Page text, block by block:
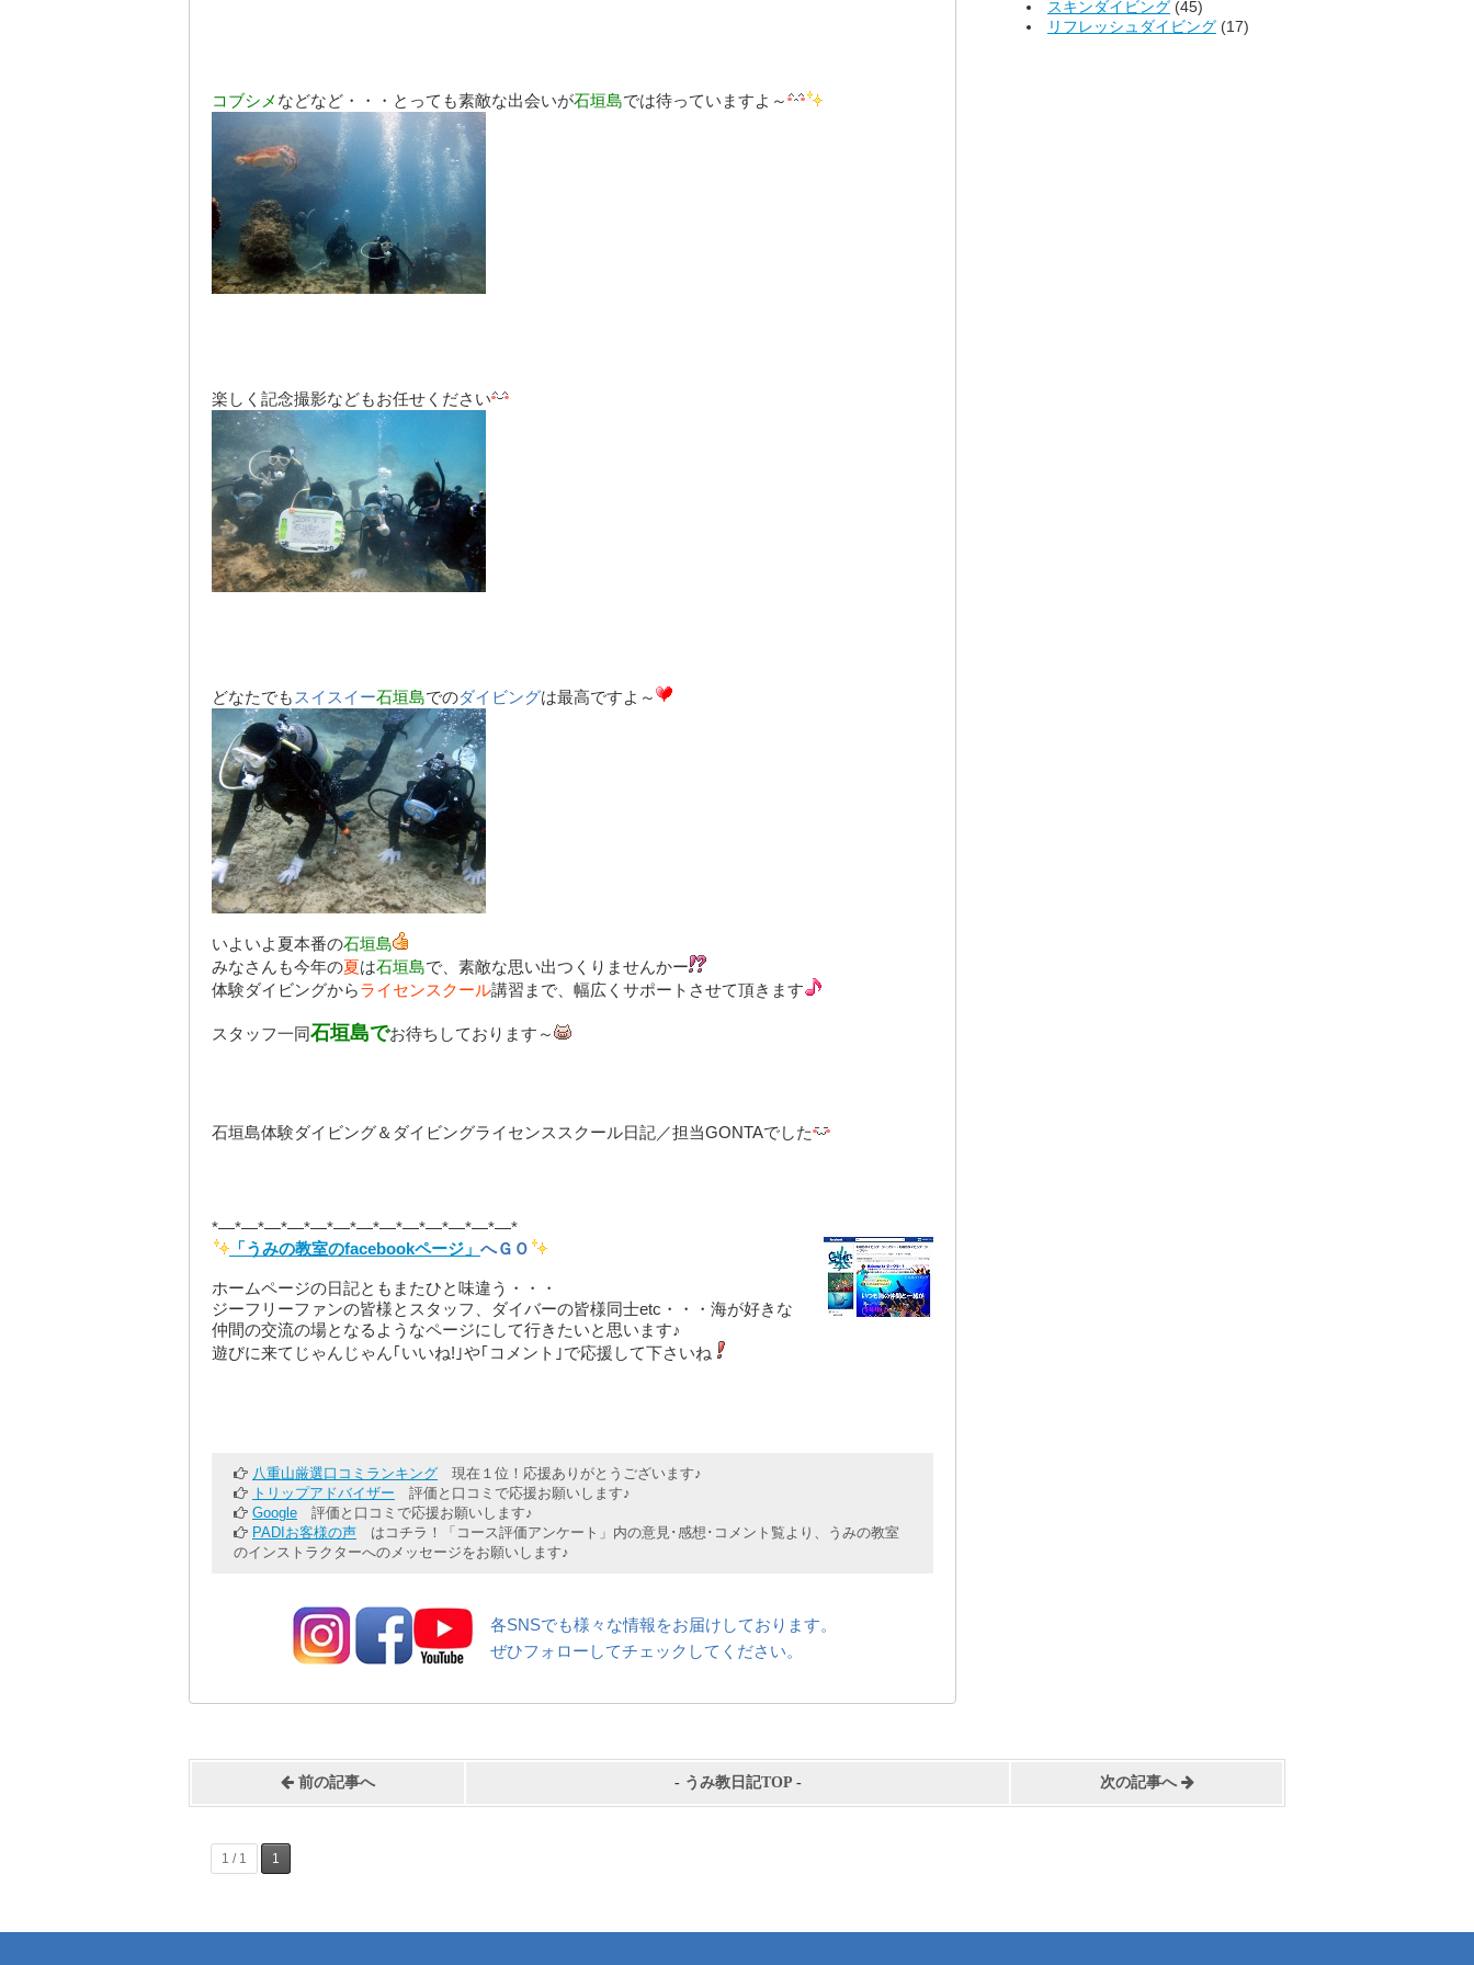
スキンダイビング (45)
リフレッシュダイビング (17)
コブシメ などなど・・・とっても素敵な出会いが石垣島では待っていますよ～
楽しく記念撮影などもお任せください
どなたでも スイスイー石垣島でのダイビングは最高ですよ～
いよいよ夏本番の石垣島
みなさんも今年の夏は石垣島で、 素敵な思い出つくりませんかー
体験ダイビングからライセンスクール講習まで、幅広くサポートさせて頂きます
スタッフ一同石垣島でお待ちしております～
石垣島体験ダイビング＆ダイビングライセンススクール日記／担当GONTAでした
*—*—*—*—*—*—*—*—*—*—*—*—*—*
「うみの教室のfacebookページ」 へＧＯ
ホームページの日記ともまたひと味違う・・・
ジーフリーファンの皆様とスタッフ、ダイバーの皆様同士etc・・・海が好きな
仲間の交流の場となるようなページにして行きたいと思います♪
遊びに来てじゃんじゃん｢いいね!｣や｢コメント｣で応援して下さいね
八重山厳選口コミランキング 現在１位！応援ありがとうございます♪
トリップアドバイザー 評価と口コミで応援お願いします♪
Google 評価と口コミで応援お願いします♪
PADIお客様の声 はコチラ！「コース評価アンケート」内の意見･感想･コメント覧より、うみの教室
のインストラクターへのメッセージをお願いします♪
各SNSでも様々な情報をお届けしております。
ぜひフォローしてチェックしてください。
前の記事へ - うみ教日記TOP- 次の記事へ
1 / 1 1